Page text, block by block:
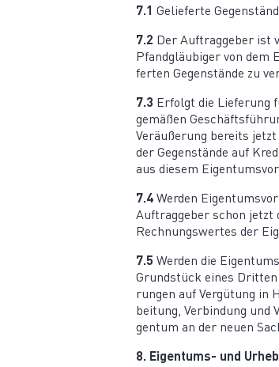
7.1 Gelie­ferte
7.2 Der Auftrag­geber ist
Pfand­gläu­biger von
ferten Gegen­stände zu
7.3 Erfolgt die Lieferung
ge­mäßen
Veräu­ßerung bereits
der Gegen­stände auf
aus diesem
7.4 Werden
Auftrag­geber schon jetzt
Rechnungs­wertes der
7.5 Werden die
Grund­stück eines
rungen auf Vergütung in
beitung, Verbindung und
gentum an der neuen
8. Eigentums- und